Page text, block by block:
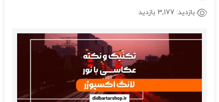
بازدید: 3,177 بازدید